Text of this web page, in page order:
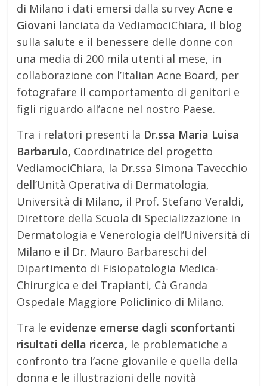
di Milano i dati emersi dalla surveyAcne e
Giovani lanciata da VediamociChiara, il blog
sulla salute e il benessere delle donne con
una media di 200 mila utenti al mese, in
collaborazione con l’Italian Acne Board, per
fotografare il comportamento di genitori e
figli riguardo all’acne nel nostro Paese.
Tra i relatori presenti la Dr.ssa Maria Luisa
Barbarulo, Coordinatrice del progetto
VediamociChiara, la Dr.ssa Simona Tavecchio
dell’Unità Operativa di Dermatologia,
Università di Milano, il Prof. Stefano Veraldi,
Direttore della Scuola di Specializzazione in
Dermatologia e Venerologia dell’Università di
Milano e il Dr. Mauro Barbareschi del
Dipartimento di Fisiopatologia Medica-
Chirurgica e dei Trapianti, Cà Granda
Ospedale Maggiore Policlinico di Milano.
Tra le evidenze emerse dagli sconfortanti
risultati della ricerca, le problematiche a
confronto tra l’acne giovanile e quella della
donna e le illustrazioni delle novità